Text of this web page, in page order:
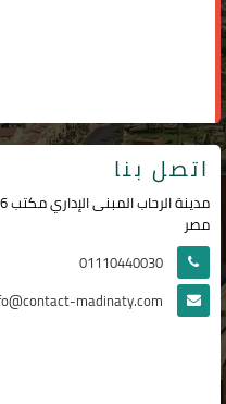
اتصل بنا
مصر
01110440030
madinaty.com